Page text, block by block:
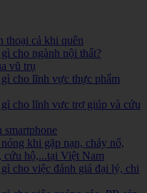
thoại cả khi quên
cho ngành nội thất?
vũ trụ
cho lĩnh vực thực phẩm
cho lĩnh vực trợ giúp và cứu
smartphone
khi gặp nạn, cháy nổ,
cứu hộ,...tại Việt Nam
cho việc đánh giá đại lý, chi